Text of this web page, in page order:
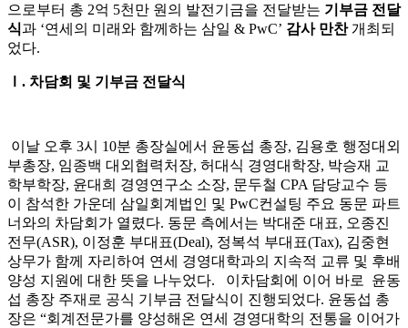
으로부터 총 2억 5천만 원의 발전기금을 전달받는 기부금 전달
식과 ‘연세의 미래와 함께하는 삼일 & PwC’ 감사 만찬개최되
었다.
Ⅰ. 차담회 및 기부금 전달식
이날 오후 3시 10분 총장실에서 윤동섭 총장, 김용호 행정대외
부총장, 임종백 대외협력처장, 허대식 경영대학장, 박승재 교
학부학장, 윤대희 경영연구소 소장, 문두철 CPA 담당교수 등
이 참석한 가운데 삼일회계법인 및 PwC컨설팅 주요 동문 파트
너와의 차담회가 열렸다. 동문 측에서는 박대준 대표, 오종진
전무(ASR), 이정훈 부대표(Deal), 정복석 부대표(Tax), 김중현
상무가 함께 자리하여 연세 경영대학과의 지속적 교류 및 후배
양성 지원에 대한 뜻을 나누었다.
이차담회에 이어 바로 윤동
섭 총장 주재로 공식 기부금 전달식이 진행되었다. 윤동섭 총
장은 “회계전문가를 양성해온 연세 경영대학의 전통을 이어가